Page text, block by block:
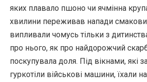
яких плавало пшоно чи ячмінна
хвилини переживав напади
випливали чомусь тільки з
про нього, як про найдорожчий
поскупувала доля. Під вікнами, які
гуркотіли військові машини, їхали